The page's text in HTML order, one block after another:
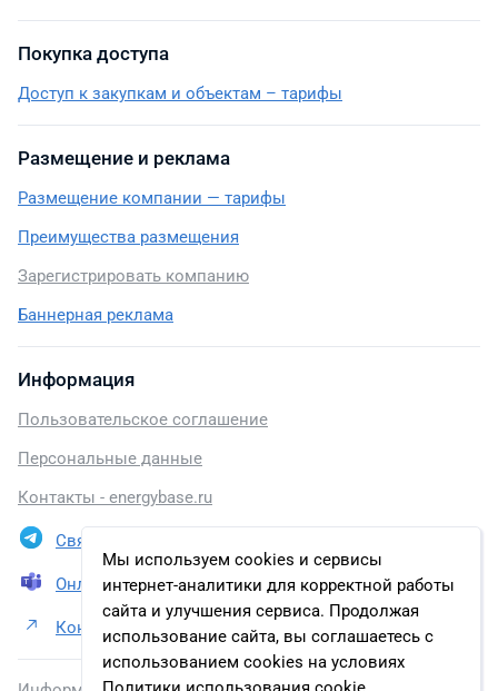
Мы используем cookies и сервисы
интернет-аналитики для корректной работы
сайта и улучшения сервиса. Продолжая
использование сайта, вы соглашаетесь с
использованием cookies на условиях
Покупка доступа
Доступ к закупкам и объектам – тарифы
Размещение и реклама
Размещение компании — тарифы
Преимущества размещения
Зарегистрировать компанию
Баннерная реклама
Информация
Пользовательское соглашение
Персональные данные
Контакты - energybase.ru
Связаться в Telegram
Онлайн презентация
Контакты ФГУП «СПО «Аналитприбор»